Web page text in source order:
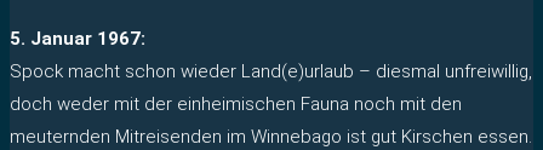
5. Januar 1967:
Spock macht schon wieder Land(e)urlaub – diesmal unfreiwillig,
doch weder mit der einheimischen Fauna noch mit den
meuternden Mitreisenden im Winnebago ist gut Kirschen essen.